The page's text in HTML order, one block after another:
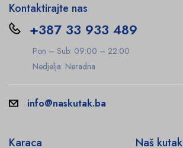
Kontaktirajte nas
+387 33 933 489
Pon – Sub: 09:00 – 22:00
Nedjelja: Neradna
info@naskutak.ba
Karaca Naš kutak